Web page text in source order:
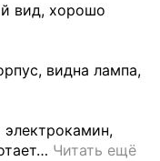
вид, хорошо
видна лампа,
… Читать ещё